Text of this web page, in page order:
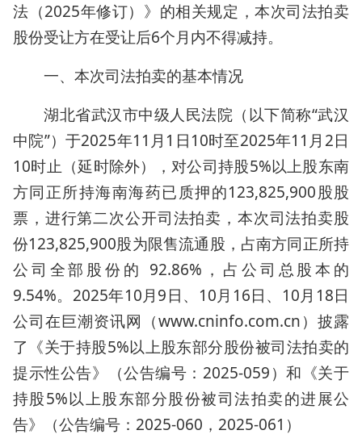
法（2025年修订）》的相关规定，本次司法拍卖
股份受让方在受让后6个月内不得减持。
一、本次司法拍卖的基本情况
湖北省武汉市中级人民法院（以下简称“武汉
中院”）于2025年11月1日10时至2025年11月2日
10时止（延时除外），对公司持股5%以上股东南
方同正所持海南海药已质押的123,825,900股股
票，进行第二次公开司法拍卖，本次司法拍卖股
份123,825,900股为限售流通股，占南方同正所持
公司全部股份的 92.86%，占公司总股本的
9.54%。2025年10月9日、10月16日、10月18日
公司在巨潮资讯网（www.cninfo.com.cn）披露
了《关于持股5%以上股东部分股份被司法拍卖的
提示性公告》（公告编号：2025-059）和《关于
持股5%以上股东部分股份被司法拍卖的进展公
告》（公告编号：2025-060，2025-061）